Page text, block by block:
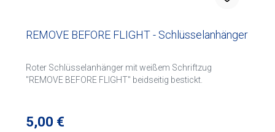
REMOVE BEFORE FLIGHT - Schlüsselanhänger
Roter Schlüsselanhänger mit weißem Schriftzug
"REMOVE BEFORE FLIGHT" beidseitig bestickt.
Regulärer Preis:
5,00 €